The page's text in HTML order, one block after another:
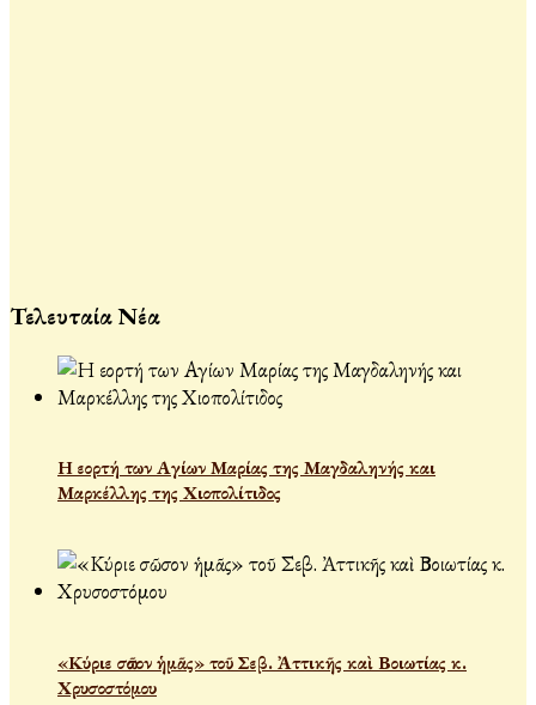
Τελευταία Νέα
Η εορτή των Αγίων Μαρίας της Μαγδαληνής και
Μαρκέλλης της Χιοπολίτιδος
«Κύριε σῶσον ἡμᾶς» τοῦ Σεβ. Ἀττικῆς καὶ Βοιωτίας κ.
Χρυσοστόμου